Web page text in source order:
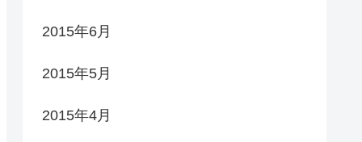
2015年6月
2015年5月
2015年4月